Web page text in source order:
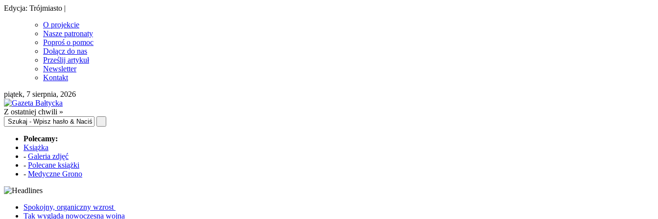
Edycja: Trójmiasto |
O projekcie
Nasze patronaty
Poproś o pomoc
Dołącz do nas
Prześlij artykuł
Newsletter
Kontakt
piątek, 7 sierpnia, 2026
Z ostatniej chwili »
Polecamy:
Książka
- Galeria zdjęć
- Polecane książki
- Medyczne Grono
Spokojny, organiczny wzrost
Tak wygląda nowoczesna wojna